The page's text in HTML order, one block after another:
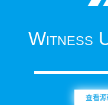
Witness
查看
足迹
追番